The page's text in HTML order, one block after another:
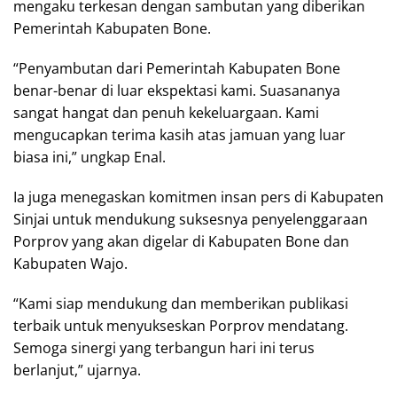
mengaku terkesan dengan sambutan yang diberikan
Pemerintah Kabupaten Bone.
“Penyambutan dari Pemerintah Kabupaten Bone
benar-benar di luar ekspektasi kami. Suasananya
sangat hangat dan penuh kekeluargaan. Kami
mengucapkan terima kasih atas jamuan yang luar
biasa ini,” ungkap Enal.
Ia juga menegaskan komitmen insan pers di Kabupaten
Sinjai untuk mendukung suksesnya penyelenggaraan
Porprov yang akan digelar di Kabupaten Bone dan
Kabupaten Wajo.
“Kami siap mendukung dan memberikan publikasi
terbaik untuk menyukseskan Porprov mendatang.
Semoga sinergi yang terbangun hari ini terus
berlanjut,” ujarnya.